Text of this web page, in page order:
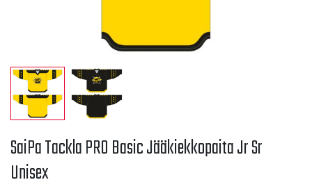
SaiPa Tackla PRO Basic Jääkiekkopaita Jr Sr
Unisex